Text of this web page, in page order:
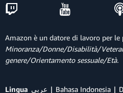
Amazon è un datore di lavoro per
Minoranza/Donne/Disabilità/
genere/Orientamento sessuale/Età.
Lingua عربي Bahasa Indonesia